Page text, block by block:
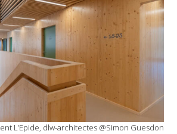
L’Epide, dlw-architectes @Simon Guesdon